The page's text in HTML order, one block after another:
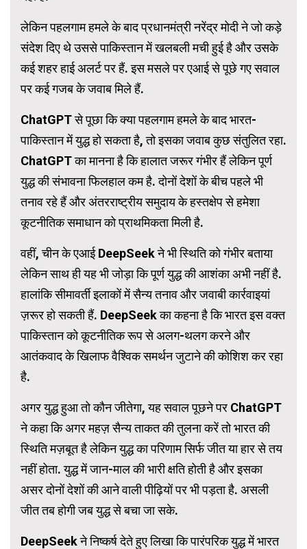
लेकिन पहलगाम हमले के बाद प्रधानमंत्री नरेंद्र मोदी ने जो कड़े
संदेश दिए थे उससे पाकिस्तान में खलबली मची हुई है और उसके
कई शहर हाई अलर्ट पर हैं. इस मसले पर एआई से पूछे गए सवाल
पर कई गजब के जवाब मिले हैं.
ChatGPT से पूछा कि क्या पहलगाम हमले के बाद भारत-
पाकिस्तान में युद्ध हो सकता है, तो इसका जवाब कुछ संतुलित रहा.
ChatGPT का मानना है कि हालात जरूर गंभीर हैं लेकिन पूर्ण
युद्ध की संभावना फिलहाल कम है. दोनों देशों के बीच पहले भी
तनाव रहे हैं और अंतरराष्ट्रीय समुदाय के हस्तक्षेप से हमेशा
कूटनीतिक समाधान को प्राथमिकता मिली है.
वहीं, चीन के एआई DeepSeek ने भी स्थिति को गंभीर बताया
लेकिन साथ ही यह भी जोड़ा कि पूर्ण युद्ध की आशंका अभी नहीं है.
हालांकि सीमावर्ती इलाकों में सैन्य तनाव और जवाबी कार्रवाइयां
ज़रूर हो सकती हैं. DeepSeek का कहना है कि भारत इस वक्त
पाकिस्तान को कूटनीतिक रूप से अलग-थलग करने और
आतंकवाद के खिलाफ वैश्विक समर्थन जुटाने की कोशिश कर रहा
है.
अगर युद्ध हुआ तो कौन जीतेगा, यह सवाल पूछने पर ChatGPT
ने कहा कि अगर महज़ सैन्य ताकत की तुलना करें तो भारत की
स्थिति मज़बूत है लेकिन युद्ध का परिणाम सिर्फ जीत या हार से तय
नहीं होता. युद्ध में जान-माल की भारी क्षति होती है और इसका
असर दोनों देशों की आने वाली पीढ़ियों पर भी पड़ता है. असली
जीत तब होगी जब युद्ध से बचा जा सके.
DeepSeek ने निष्कर्ष देते हुए लिखा कि पारंपरिक युद्ध में भारत